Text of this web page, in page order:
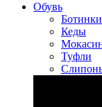
Обувь
Ботинки
Кеды
Туфли